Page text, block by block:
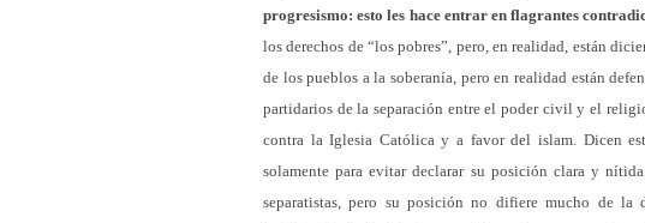
progresismo: esto les hace entrar en flagrantes
los derechos de “los pobres”, pero, en realidad, están
de los pueblos a la soberanía, pero en realidad están
partidarios de la separación entre el poder civil y el
contra la Iglesia Católica y a favor del islam. Dicen
solamente para evitar declarar su posición clara y
separatistas, pero su posición no difiere mucho de